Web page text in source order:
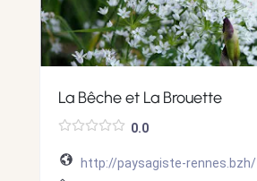
La Bêche et La Brouette
0.0
http://paysagiste-rennes.bzh/